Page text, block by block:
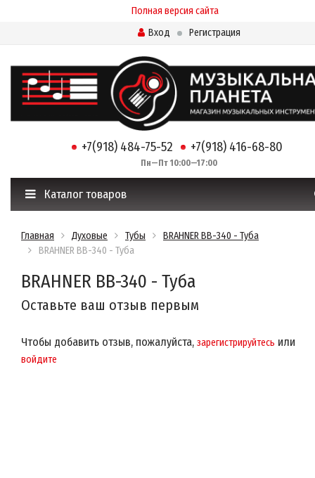
Полная версия сайта
Вход
Регистрация
+7(918) 484-75-52 +7(918) 416-68-80
Пн—Пт 10:00—17:00
Каталог товаров
Главная Духовые Тубы
BRAHNER BB-340 - Туба
BRAHNER BB-340 - Туба
BRAHNER BB-340 - Туба
Оставьте ваш отзыв первым
Чтобы добавить отзыв, пожалуйста, зарегистрируйтесь или
войдите